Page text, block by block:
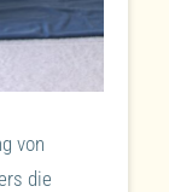
von
die